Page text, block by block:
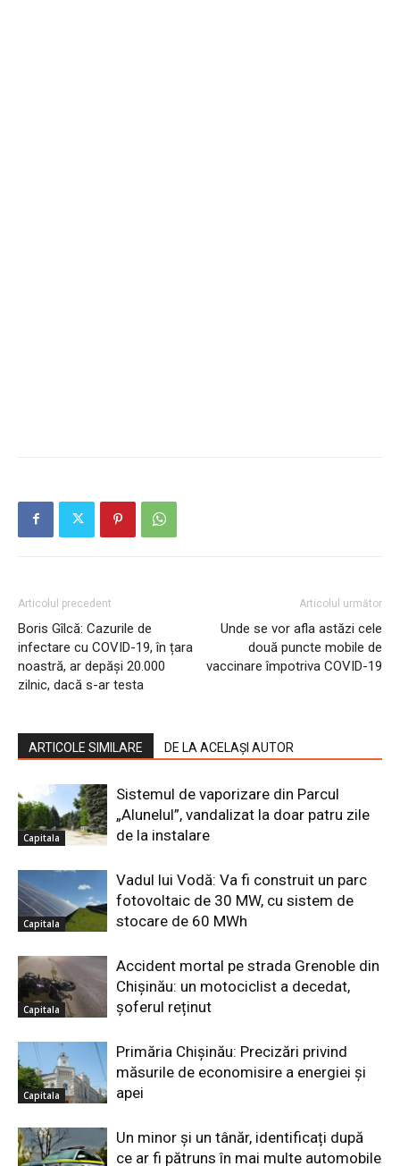
Articolul precedent
Boris Gîlcă: Cazurile de
infectare cu COVID-19, în țara
noastră, ar depăși 20.000
zilnic, dacă s-ar testa
Articolul următor
Unde se vor afla astăzi cele
două puncte mobile de
vaccinare împotriva COVID-19
ARTICOLE SIMILARE DE LA ACELAȘI AUTOR
Capitala
Sistemul de vaporizare din Parcul
„Alunelul”, vandalizat la doar patru zile
de la instalare
Capitala
Vadul lui Vodă: Va fi construit un parc
fotovoltaic de 30 MW, cu sistem de
stocare de 60 MWh
Capitala
Accident mortal pe strada Grenoble din
Chișinău: un motociclist a decedat,
șoferul reținut
Capitala
Primăria Chișinău: Precizări privind
măsurile de economisire a energiei și
apei
Un minor și un tânăr, identificați după
ce ar fi pătruns în mai multe automobile